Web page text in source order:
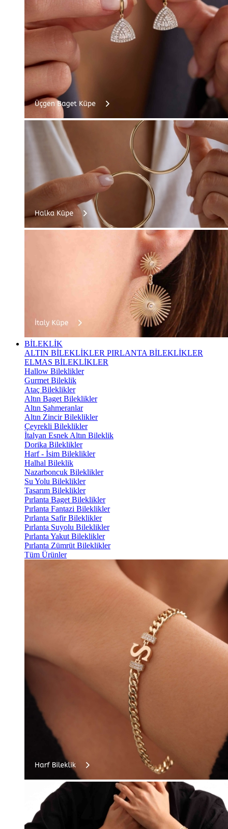
BİLEKLİK
ALTIN BİLEKLİKLER PIRLANTA BİLEKLİKLER
ELMAS BİLEKLİKLER
Hallow Bileklikler
Gurmet Bileklik
Ataç Bileklikler
Altın Baget Bileklikler
Altın Şahmeranlar
Altın Zincir Bileklikler
Çeyrekli Bileklikler
İtalyan Esnek Altın Bileklik
Dorika Bileklikler
Harf - İsim Bileklikler
Halhal Bileklik
Nazarboncuk Bileklikler
Su Yolu Bileklikler
Tasarım Bileklikler
Pırlanta Baget Bileklikler
Pırlanta Fantazi Bileklikler
Pırlanta Safir Bileklikler
Pırlanta Suyolu Bileklikler
Pırlanta Yakut Bileklikler
Pırlanta Zümrüt Bileklikler
Tüm Ürünler